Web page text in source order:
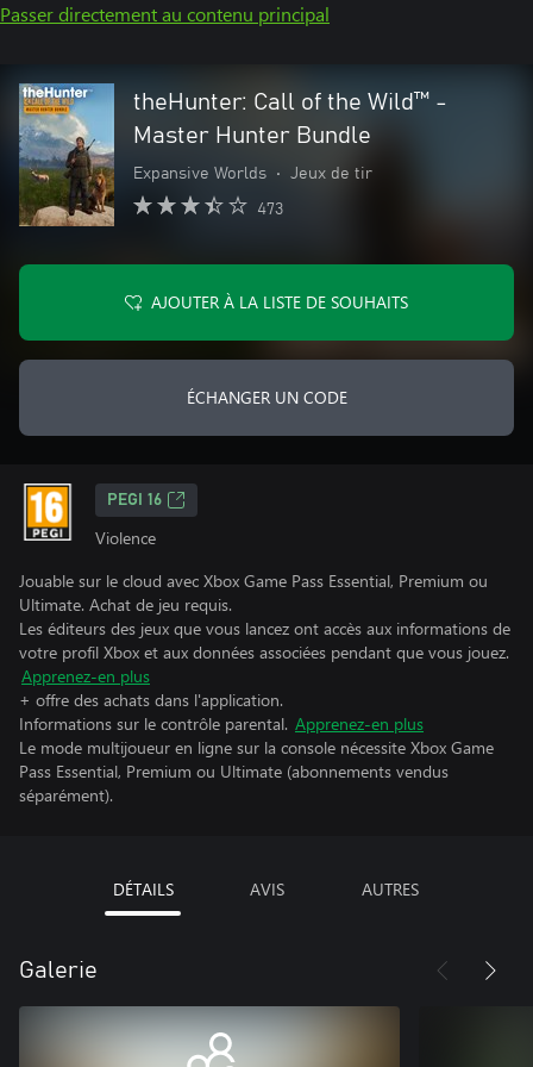
Passer directement au contenu principal
theHunter: Call of the Wild™ -
Master Hunter Bundle
Expansive Worlds • Jeux de tir
473
AJOUTER À LA LISTE DE SOUHAITS
ÉCHANGER UN CODE
PEGI 16
Violence
Jouable sur le cloud avec Xbox Game Pass Essential, Premium ou
Ultimate. Achat de jeu requis.
Les éditeurs des jeux que vous lancez ont accès aux informations de
votre profil Xbox et aux données associées pendant que vous jouez.
Apprenez-en plus
+ offre des achats dans l'application.
Informations sur le contrôle parental. Apprenez-en plus
Le mode multijoueur en ligne sur la console nécessite Xbox Game
Pass Essential, Premium ou Ultimate (abonnements vendus
séparément).
DÉTAILS AVIS AUTRES
Galerie